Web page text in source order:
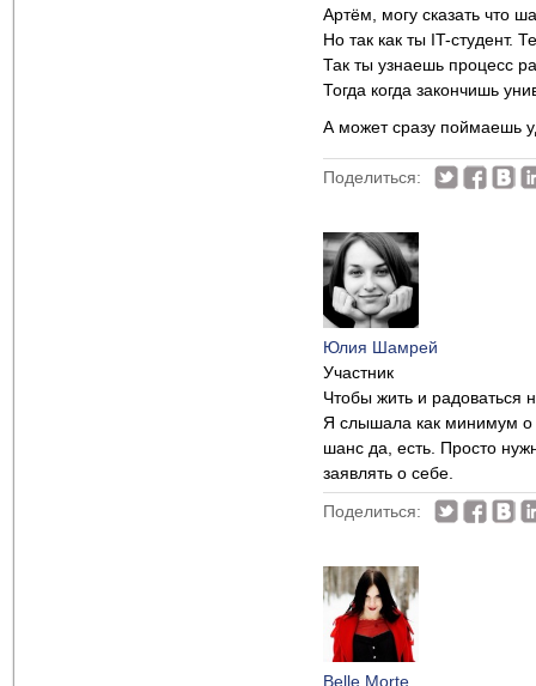
Артём, могу сказать что
Но так как ты IT-студент.
Так ты узнаешь процесс
Тогда когда закончишь
А может сразу поймаешь
Поделиться:
Юлия Шамрей
Участник
Чтобы жить и радоваться
Я слышала как минимум о
шанс да, есть. Просто
заявлять о себе.
Поделиться:
Belle Morte